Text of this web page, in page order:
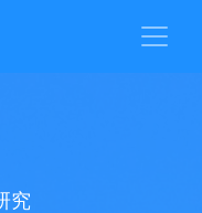
究